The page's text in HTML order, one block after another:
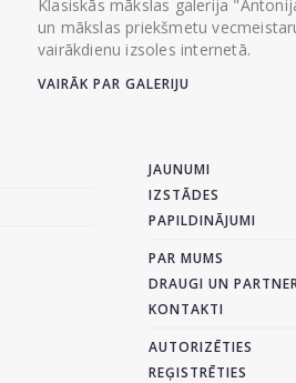
Klasiskās mākslas galerija
un mākslas priekšmetu
vairākdienu izsoles internetā.
VAIRĀK PAR GALERIJU
JAUNUMI
IZSTĀDES
PAPILDINĀJUMI
PAR MUMS
DRAUGI UN
KONTAKTI
AUTORIZĒTIES
REĢISTRĒTIES